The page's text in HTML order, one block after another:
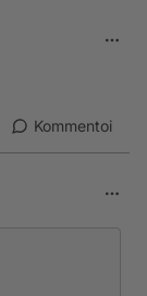
Kommentoi